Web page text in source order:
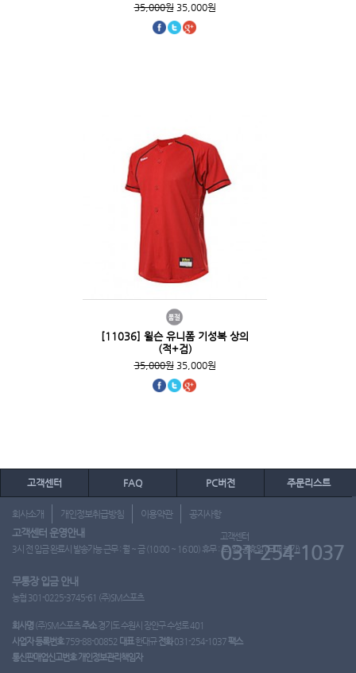
35,000원35,000원
[11036] 윌슨 유니폼 기성복 상의
(적+검)
35,000원35,000원
고객센터 FAQ PC버전 주문리스트
회사소개 개인정보취급방침 이용약관 공지사항
고객센터 운영안내
3시 전 입금 완료시 발송가능 근무 : 월 ~ 금 (10:00 ~ 16:00) 휴무 : 토, 일, 공휴일 (도매 불가)
고객센터
031-254-1037
무통장 입금 안내
농협 301-0225-3745-61 (주)SM스포츠
회사명 (주)SM스포츠주소경기도 수원시 장안구 수성로 401
사업자 등록번호759-88-00852 대표한대규 전화031-254-1037팩스
통신판매업신고번호 개인정보관리책임자